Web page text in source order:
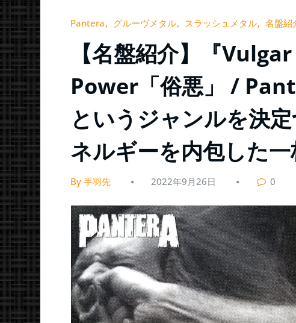
Pantera グルーヴメタル スラッシュメタル 名盤紹
【名盤紹介】『
Power「俗悪」 /
というジャンルを決
ネルギーを内包した
By 手羽先 2022年9月26日 0